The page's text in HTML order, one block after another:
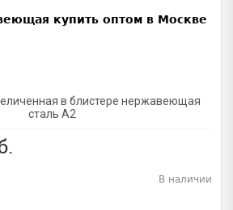
в блистере нержавеющая
сталь A2
В наличии